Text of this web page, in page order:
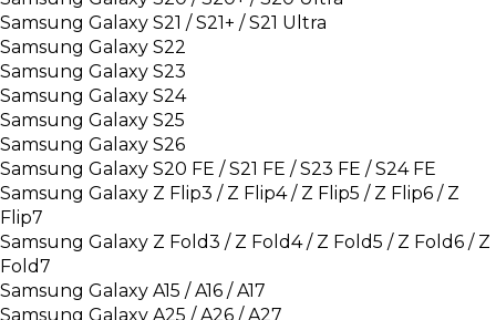
Samsung Galaxy S21 / S21+ / S21 Ultra
Samsung Galaxy S22
Samsung Galaxy S23
Samsung Galaxy S24
Samsung Galaxy S25
Samsung Galaxy S26
Samsung Galaxy S20 FE / S21 FE / S23 FE / S24 FE
Samsung Galaxy Z Flip3 / Z Flip4 / Z Flip5 / Z Flip6 / Z
Flip7
Samsung Galaxy Z Fold3 / Z Fold4 / Z Fold5 / Z Fold6 / Z
Fold7
Samsung Galaxy A15 / A16 / A17
Samsung Galaxy A25 / A26 / A27